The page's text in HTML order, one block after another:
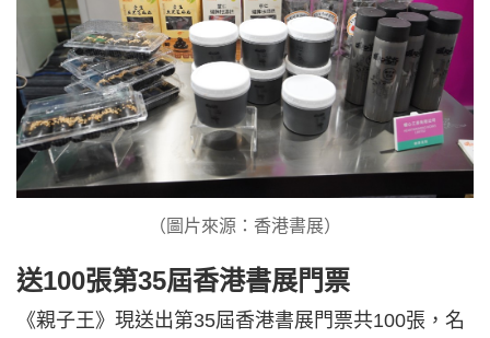
（圖片來源：香港書展）
送100張第35屆香港書展門票
《親子王》現送出第35屆香港書展門票共100張，名